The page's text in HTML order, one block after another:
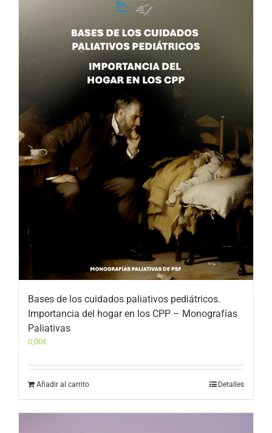
Bases de los cuidados paliativos pediátricos.
Importancia del hogar en los CPP – Monografías
Paliativas
0,00€
Añadir al carrito Detalles